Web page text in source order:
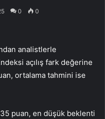
0 0
analistlerle
açılış fark değerine
ortalama tahmini ise
puan, en düşük beklenti